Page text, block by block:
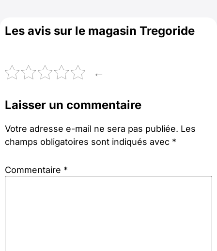
Les avis sur le magasin Tregoride
←
Laisser un commentaire
Votre adresse e-mail ne sera pas publiée. Les
champs obligatoires sont indiqués avec *
Commentaire *